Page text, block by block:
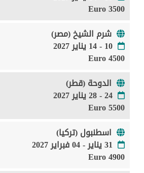
3500 Euro
شرم الشيخ (مصر)
10 - 14 يناير 2027
4500 Euro
الدوحة (قطر)
24 - 28 يناير 2027
5500 Euro
اسطنبول (تركيا)
31 يناير - 04 فبراير 2027
4900 Euro